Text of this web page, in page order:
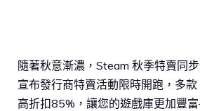
隨著秋意漸濃，Steam 秋季特賣同
宣布發行商特賣活動限時開跑，多
高折扣85%，讓您的遊戲庫更加豐